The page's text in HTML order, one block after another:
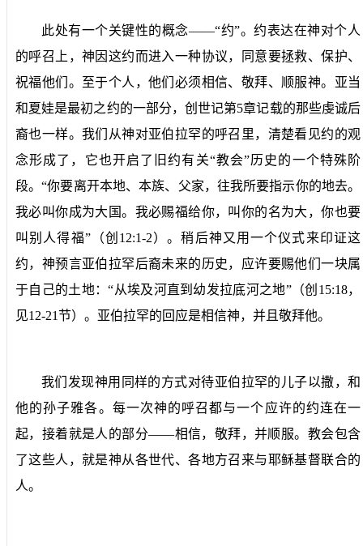
此处有一个关键性的概念——“约”。约表达在神对个人
的呼召上，神因这约而进入一种协议，同意要拯救、保护、
祝福他们。至于个人，他们必须相信、敬拜、顺服神。亚当
和夏娃是最初之约的一部分，创世记第5章记载的那些虔诚后
裔也一样。我们从神对亚伯拉罕的呼召里，清楚看见约的观
念形成了，它也开启了旧约有关“教会”历史的一个特殊阶
段。“你要离开本地、本族、父家，往我所要指示你的地去。
我必叫你成为大国。我必赐福给你，叫你的名为大，你也要
叫别人得福”（创 12:1-2）。稍后神又用一个仪式来印证这
约，神预言亚伯拉罕后裔未来的历史，应许要赐他们一块属
于自己的土地：“从埃及河直到幼发拉底河之地”（创 15:18，
见12-21节）。亚伯拉罕的回应是相信神，并且敬拜他。
我们发现神用同样的方式对待亚伯拉罕的儿子以撒，和
他的孙子雅各。每一次神的呼召都与一个应许的约连在一
起，接着就是人的部分——相信，敬拜，并顺服。教会包含
了这些人，就是神从各世代、各地方召来与耶稣基督联合的
人。